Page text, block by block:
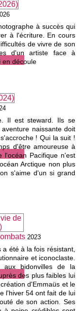
à succès qui
à l'écriture. En cours
de vivre de son
d'un artiste face à
en découle
Il est steward. Ils se
naissante doit
! Qui la suit !
d'être amoureuse à
l'océan Pacifique n'est
Arctique non plus
s'aime d'un si grand
2023
été à la fois résistant,
et iconoclaste.
aux bidonvilles de la
des plus faibles lui
d'Emmaüs et le
l'hiver 54 ont fait de lui
de son action. Ses